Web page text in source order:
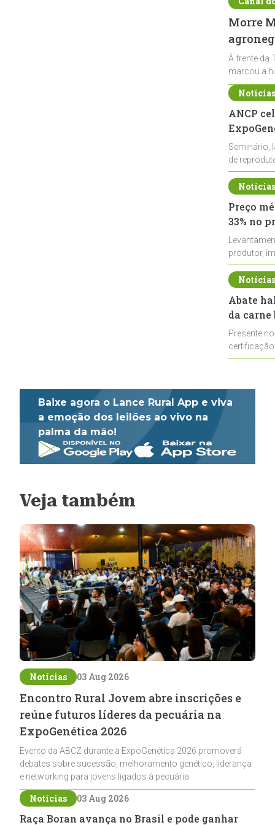
Morre
À frente da
marcou a
ANCP
Seminário,
de
durante a
Preço
33% no
produtor,
de leite cru
Abate
da
Presente
Baixe agora o Lance Rural App e viva
a emoção dos leilões ao vivo na
palma da mão!
Veja também
Notícias 03 Aug 2026
Encontro Rural Jovem abre inscrições e
reúne futuros líderes da pecuária na
ExpoGenética 2026
Evento da ABCZ durante a ExpoGenética 2026 promoverá
debates sobre sucessão, melhoramento genético, liderança
e networking para jovens ligados à pecuária
Notícias 03 Aug 2026
Raça Boran avança no Brasil e pode ganhar